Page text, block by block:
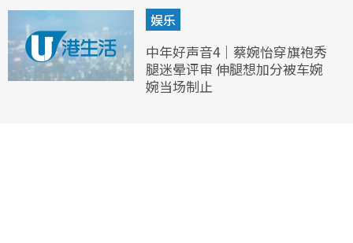
娱乐
中年好声音4｜蔡婉怡穿旗袍秀
腿迷晕评审 伸腿想加分被车婉
婉当场制止